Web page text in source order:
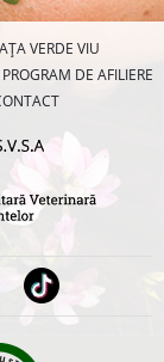
VERDE VIU
PROGRAM DE AFILIERE